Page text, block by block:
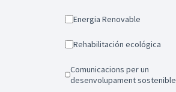
Energia Renovable
Rehabilitación ecológica
Comunicacions per un
desenvolupament sostenible